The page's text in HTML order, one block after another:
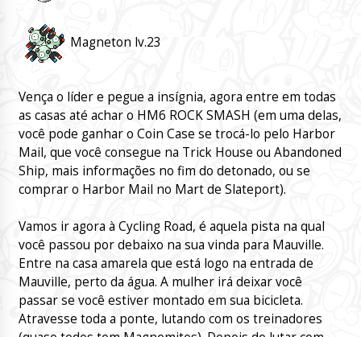
Magneton lv.23
Vença o líder e pegue a insígnia, agora entre em todas
as casas até achar o HM6 ROCK SMASH (em uma delas,
você pode ganhar o Coin Case se trocá-lo pelo Harbor
Mail, que você consegue na Trick House ou Abandoned
Ship, mais informações no fim do detonado, ou se
comprar o Harbor Mail no Mart de Slateport).
Vamos ir agora à Cycling Road, é aquela pista na qual
você passou por debaixo na sua vinda para Mauville.
Entre na casa amarela que está logo na entrada de
Mauville, perto da água. A mulher irá deixar você
passar se você estiver montado em sua bicicleta.
Atravesse toda a ponte, lutando com os treinadores